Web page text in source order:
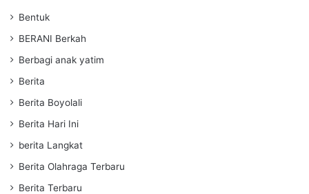
Bentuk
BERANI Berkah
Berbagi anak yatim
Berita
Berita Boyolali
Berita Hari Ini
berita Langkat
Berita Olahraga Terbaru
Berita Terbaru